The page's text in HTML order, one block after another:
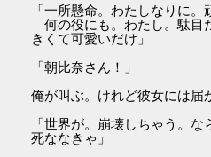
「一所懸命。わたしなりに。
何の役にも。わたし。駄目
きくて可愛いだけ」
「朝比奈さん！」
俺が叫ぶ。けれど彼女には届
「世界が。崩壊しちゃう。な
死ななきゃ」